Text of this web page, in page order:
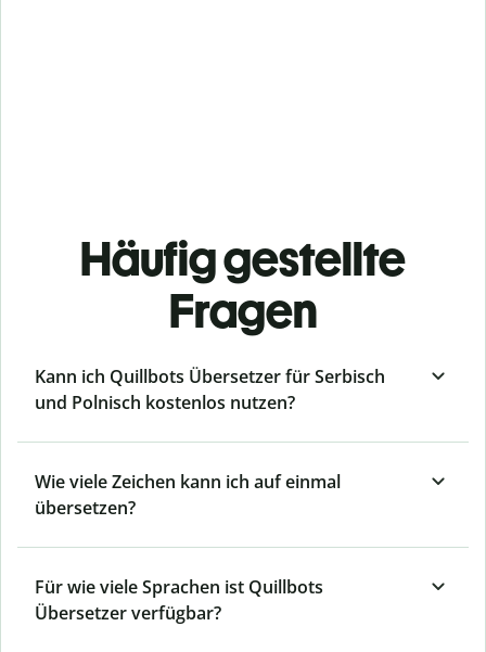
Häufig gestellte
Fragen
Kann ich Quillbots Übersetzer für Serbisch
und Polnisch kostenlos nutzen?
Wie viele Zeichen kann ich auf einmal
übersetzen?
Für wie viele Sprachen ist Quillbots
Übersetzer verfügbar?